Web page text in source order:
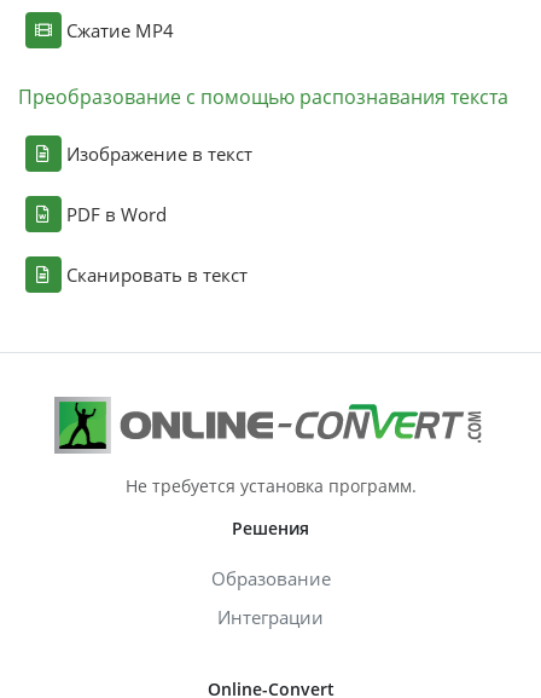
Сжатие MP4
Преобразование с помощью распознавания текста
Изображение в текст
PDF в Word
Сканировать в текст
Не требуется установка программ.
Решения
Образование
Интеграции
Online-Convert